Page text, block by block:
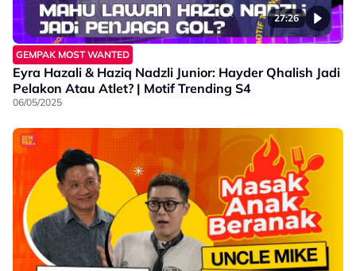
27:26
GEMPAK MOST WANTED
Eyra Hazali & Haziq Nadzli Junior: Hayder Qhalish Jadi
Pelakon Atau Atlet? | Motif Trending S4
06/05/2025